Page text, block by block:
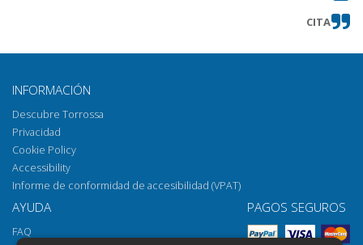
CITA
INFORMACIÓN
Descubre Torrossa
Privacidad
Cookie Policy
Accessibility
Informe de conformidad de accesibilidad (VPAT)
AYUDA
FAQ
PAGOS SEGUROS